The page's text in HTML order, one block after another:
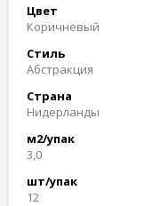
Цвет
Коричневый
Стиль
Абстракция
Страна
Нидерланды
м2/упак
3,0
шт/упак
12